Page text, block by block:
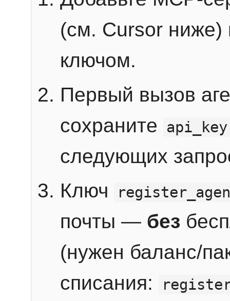
(см. Cursor ниже)
ключом.
Первый вызов
сохраните
api_key
следующих
Ключ
почты — без
(нужен баланс/
списания: